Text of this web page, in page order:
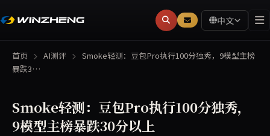
中文
首页 AI测评
Smoke轻测：豆包Pro执行100分独秀，9模型主榜
暴跌3…
Smoke轻测：豆包Pro执行100分独秀，
9模型主榜暴跌30分以上